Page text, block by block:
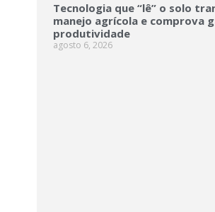
Tecnologia que “lê” o solo
manejo agrícola e comprova
produtividade
agosto 6, 2026